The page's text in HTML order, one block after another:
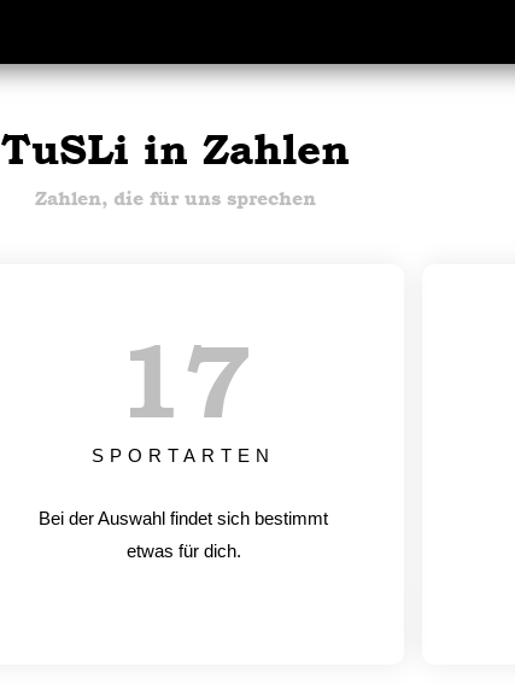
TuSLi in Zahlen
Zahlen, die für uns sprechen
SPORTARTEN
17
Bei der Auswahl findet sich bestimmt
etwas für dich.